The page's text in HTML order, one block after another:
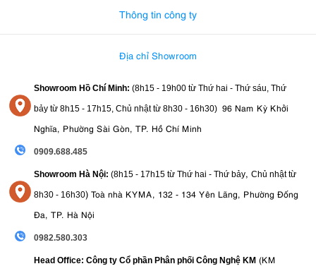
: Fan + Passive Cooling
Chế độ im lặng: Có (Silent Mode)
: Remote RC-R9 (tùy chọn)
: Bluetooth & 2.4GHz
Điều khiển app: Godox Light App
Góc xoay: Yoke xoay 360°
Kích thước: 36.7 x 20 x 16cm
Trọng lượng
8. Ưu Điểm Của Godox SL200 III
Độ sáng lên tới 95.600 lux tại 1m với reflector
Ánh sáng daylight 5600K ổn định, phù hợp studio chuyên
CRI 96 và TLCI 97 cho khả năng tái tạo màu sắc chính xác
Thông tin công ty
Địa chỉ Showroom
Showroom Hồ Chí Minh: (8h15 - 19h00 từ Thứ hai - Thứ sáu, Thứ
bảy từ 8h15 - 17h15, Chủ nhật từ 8h30 - 16h30) 96 Nam Kỳ Khởi
Nghĩa, Phường Sài Gòn, TP. Hồ Chí Minh
0909.688.485
Showroom Hà Nội: (8h15 - 17h15 từ Thứ hai - Thứ bảy, Chủ nhật từ
8h30 - 16h30) Toà nhà KYMA, 132 - 134 Yên Lãng, Phường Đống
Đa, TP. Hà Nội
0982.580.303
Head Office: Công ty Cổ phần Phân phối Công Nghệ KM (KM